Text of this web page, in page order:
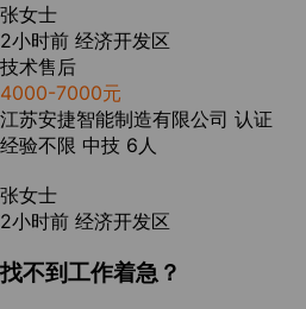
张女士
2小时前 经济开发区
技术售后
4000-7000元
江苏安捷智能制造有限公司 认证
经验不限 中技 6人
张女士
2小时前 经济开发区
找不到工作着急？